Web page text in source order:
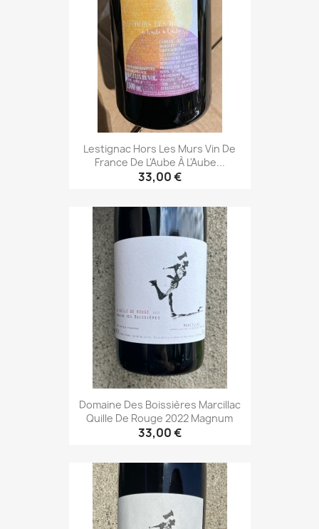
Lestignac Hors Les Murs Vin De
France De L'Aube À L'Aube...
33,00 €
Domaine Des Boissières Marcillac
Quille De Rouge 2022 Magnum
33,00 €